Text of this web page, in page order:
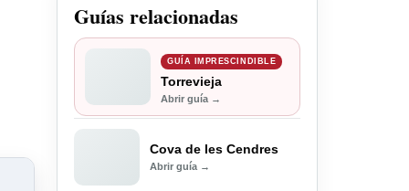
Guías relacionadas
GUÍA IMPRESCINDIBLE
Torrevieja
Abrir guía →
Cova de les Cendres
Abrir guía →